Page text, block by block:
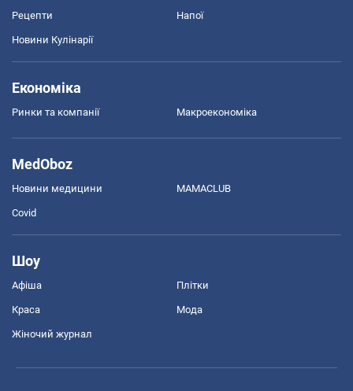
Рецепти Напої
Новини Кулінарії
Економіка
Ринки та компанії Макроекономіка
MedOboz
Новини медицини MAMACLUB
Covid
Шоу
Афіша Плітки
Краса Мода
Жіночий журнал